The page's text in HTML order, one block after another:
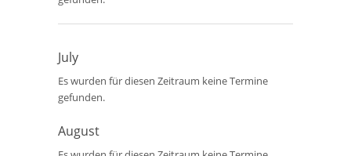
July
Es wurden für diesen Zeitraum keine Termine
gefunden.
August